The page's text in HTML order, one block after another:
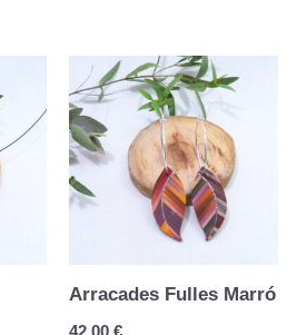
Arracades Fulles Marró
42,00 €